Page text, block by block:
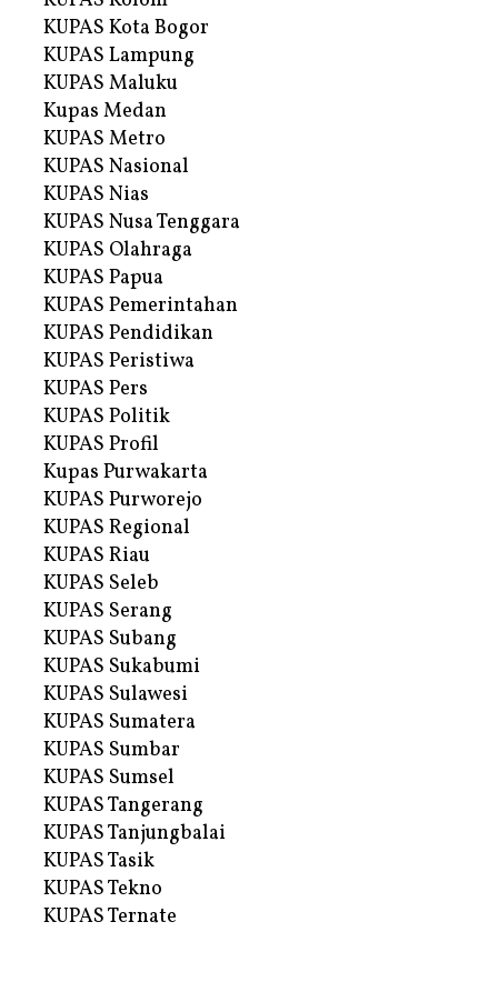
KUPAS Kota Bogor
KUPAS Lampung
KUPAS Maluku
Kupas Medan
KUPAS Metro
KUPAS Nasional
KUPAS Nias
KUPAS Nusa Tenggara
KUPAS Olahraga
KUPAS Papua
KUPAS Pemerintahan
KUPAS Pendidikan
KUPAS Peristiwa
KUPAS Pers
KUPAS Politik
KUPAS Profil
Kupas Purwakarta
KUPAS Purworejo
KUPAS Regional
KUPAS Riau
KUPAS Seleb
KUPAS Serang
KUPAS Subang
KUPAS Sukabumi
KUPAS Sulawesi
KUPAS Sumatera
KUPAS Sumbar
KUPAS Sumsel
KUPAS Tangerang
KUPAS Tanjungbalai
KUPAS Tasik
KUPAS Tekno
KUPAS Ternate